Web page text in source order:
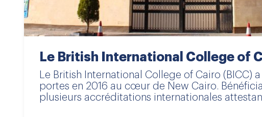
Le British International College of
Le British International College of Cairo (BICC)
portes en 2016 au cœur de New Cairo.
plusieurs accréditations internationales